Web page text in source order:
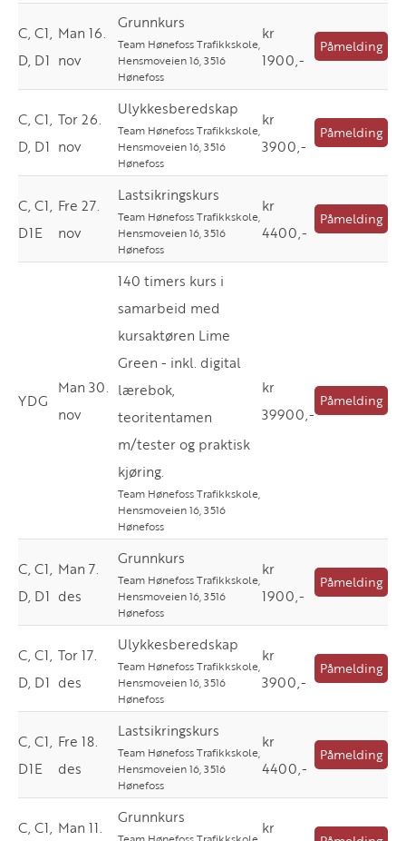
C, C1,
D, D1
Man 16.
nov
Grunnkurs
Team Hønefoss Trafikkskole,
Hensmoveien 16, 3516
Hønefoss
kr
1900,-
Påmelding
C, C1,
D, D1
Tor 26.
nov
Ulykkesberedskap
Team Hønefoss Trafikkskole,
Hensmoveien 16, 3516
Hønefoss
kr
3900,-
Påmelding
C, C1,
D1E
Fre 27.
nov
Lastsikringskurs
Team Hønefoss Trafikkskole,
Hensmoveien 16, 3516
Hønefoss
kr
4400,-
Påmelding
YDG
Man 30.
nov
140 timers kurs i
samarbeid med
kursaktøren Lime
Green - inkl. digital
lærebok,
teoritentamen
m/tester og praktisk
kjøring.
Team Hønefoss Trafikkskole,
Hensmoveien 16, 3516
Hønefoss
kr
39900,-
Påmelding
C, C1,
D, D1
Man 7.
des
Grunnkurs
Team Hønefoss Trafikkskole,
Hensmoveien 16, 3516
Hønefoss
kr
1900,-
Påmelding
C, C1,
D, D1
Tor 17.
des
Ulykkesberedskap
Team Hønefoss Trafikkskole,
Hensmoveien 16, 3516
Hønefoss
kr
3900,-
Påmelding
C, C1,
D1E
Fre 18.
des
Lastsikringskurs
Team Hønefoss Trafikkskole,
Hensmoveien 16, 3516
Hønefoss
kr
4400,-
Påmelding
C, C1, Man 11.
Grunnkurs
kr